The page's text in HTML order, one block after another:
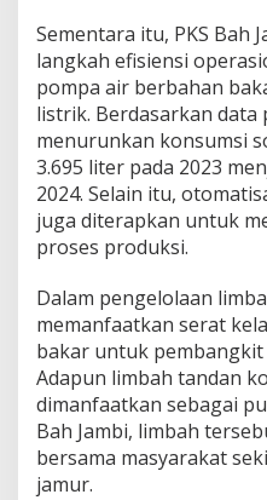
Sementara itu, PKS Bah
langkah efisiensi
pompa air berbahan
listrik. Berdasarkan
menurunkan konsumsi
3.695 liter pada 2023
2024. Selain itu,
juga diterapkan untuk
proses produksi.
Dalam pengelolaan
memanfaatkan serat
bakar untuk
Adapun limbah tandan
dimanfaatkan sebagai
Bah Jambi, limbah
bersama masyarakat
jamur.